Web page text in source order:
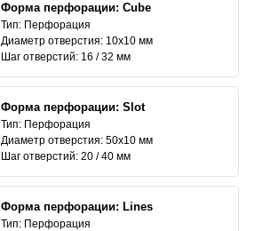
Форма перфорации: Cube
Тип: Перфорация
Диаметр отверстия: 10x10 мм
Шаг отверстий: 16 / 32 мм
Форма перфорации: Slot
Тип: Перфорация
Диаметр отверстия: 50x10 мм
Шаг отверстий: 20 / 40 мм
Форма перфорации: Lines
Тип: Перфорация